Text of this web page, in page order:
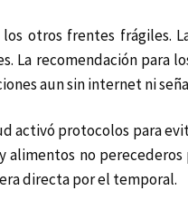
otros frentes
La recomendación
aun sin internet ni
activó protocolos para
no
directa por el temporal.